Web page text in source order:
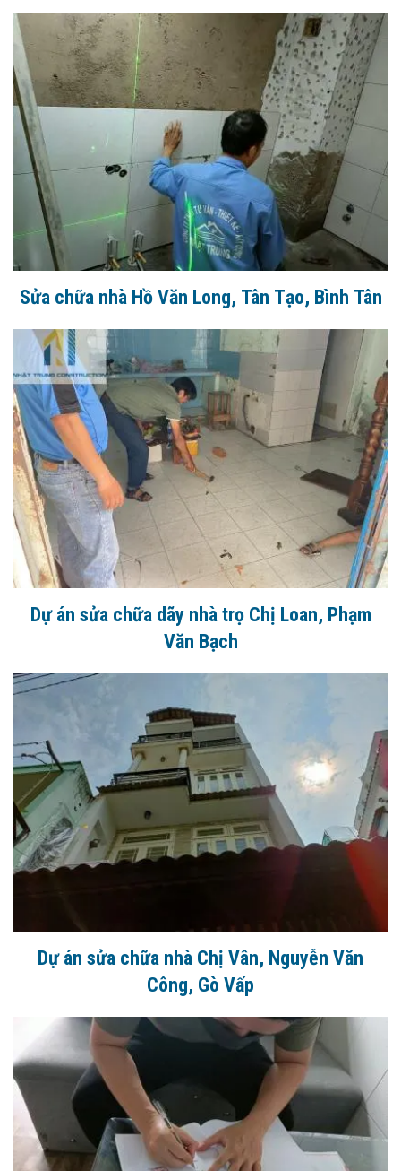
Sửa chữa nhà Hồ Văn Long, Tân Tạo, Bình Tân
Dự án sửa chữa dãy nhà trọ Chị Loan, Phạm
Văn Bạch
Dự án sửa chữa nhà Chị Vân, Nguyễn Văn
Công, Gò Vấp